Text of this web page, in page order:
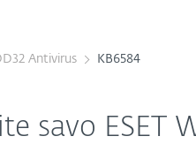
Antivirus KB6584
savo ESET